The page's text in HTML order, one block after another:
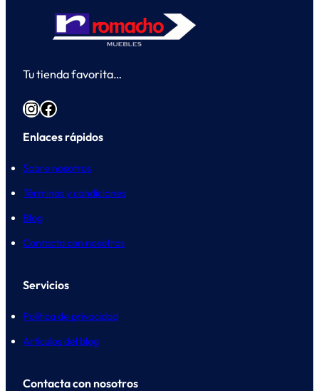
Tu tienda favorita…
InstagramFacebook
Enlaces rápidos
Sobre nosotros
Términos y condiciones
Blog
Contacta con nosotros
Servicios
Política de privacidad
Artículos del blog
Contacta con nosotros